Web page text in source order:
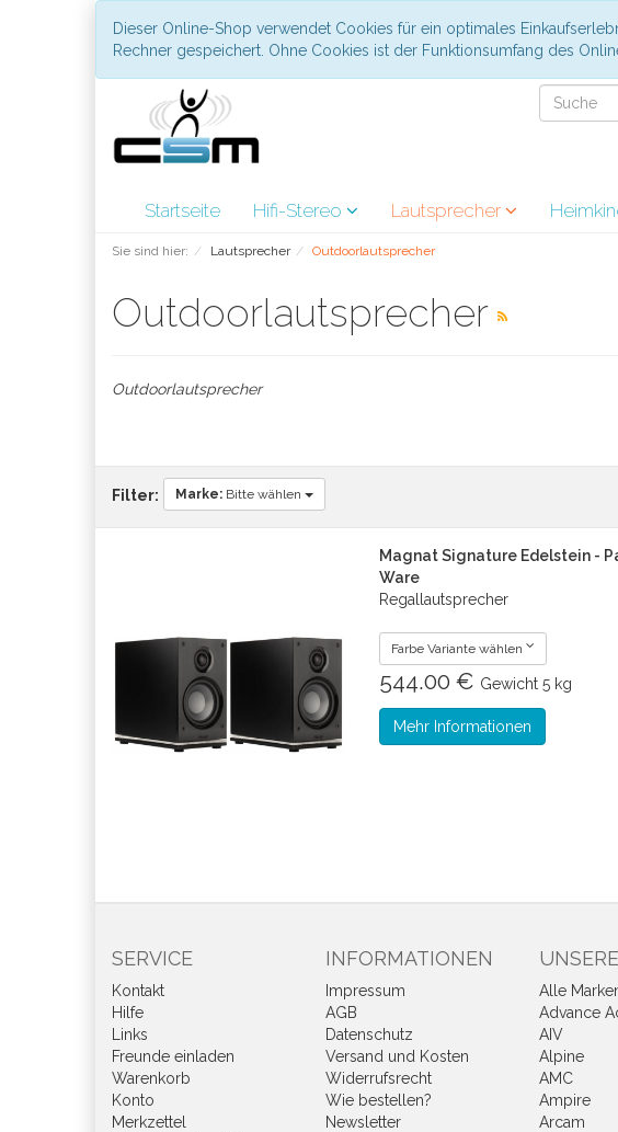
Dieser Online-Shop verwendet Cookies für ein optimales
Rechner gespeichert. Ohne Cookies ist der Funktionsumfang des
Startseite Hifi-Stereo Lautsprecher
Sie sind hier: Lautsprecher Outdoorlautsprecher
Outdoorlautsprecher
Outdoorlautsprecher
Filter: Marke: Bitte wählen
Magnat Signature Edelstein -
Ware
Regallautsprecher
Farbe Variante wählen
544.00 € Gewicht 5 kg
Mehr Informationen
SERVICE
Kontakt
Hilfe
Links
Freunde einladen
Warenkorb
Konto
Merkzettel
INFORMATIONEN
Impressum
AGB
Datenschutz
Versand und Kosten
Widerrufsrecht
Wie bestellen?
Newsletter
Alle
Advance
AIV
Alpine
AMC
Ampire
Arcam